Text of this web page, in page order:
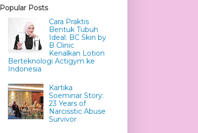
Popular Posts
Cara Praktis
Bentuk Tubuh
Ideal: BC Skin by
B Clinic
Kenalkan Lotion
Berteknologi Actigym ke
Indonesia
Kartika
Soeminar Story:
23 Years of
Narcisstic Abuse
Survivor